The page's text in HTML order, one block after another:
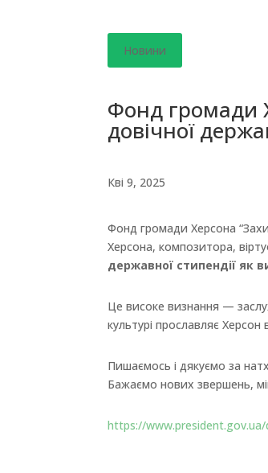
Новини
Фонд громади
довічної
Кві 9, 2025
Фонд громади Херсона
Херсона, композитора,
державної стипендії як
Це високе визнання —
культурі прославляє Херсон
Пишаємось і дякуємо за
Бажаємо нових звершень,
https://